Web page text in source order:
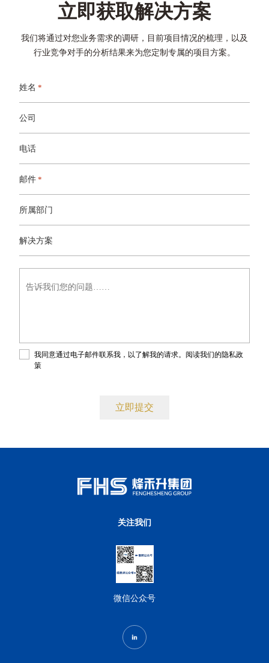
立即获取解决方案
我们将通过对您业务需求的调研，目前项目情况的梳理，以及
行业竞争对手的分析结果来为您定制专属的项目方案。
姓名 *
邮件 *
公司
所属部门
电话
决
方
案
解决方案
诉
们
我同意通过电子邮件联系我，以了解我的请求。阅读我们的隐私政
策
。
关注我们
微信公众号